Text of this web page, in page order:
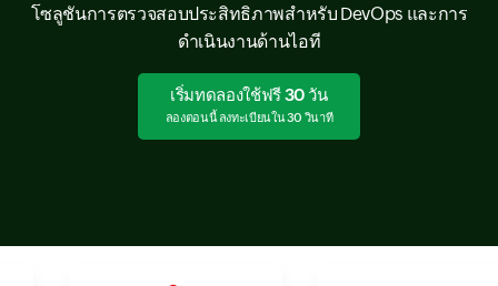
โซลูชันการตรวจสอบประสิทธิภาพสำหรับ DevOps และการ
ดำเนินงานด้านไอที
เริ่มทดลองใช้ฟรี 30 วัน
ลองตอนนี้ ลงทะเบียนใน 30 วินาที